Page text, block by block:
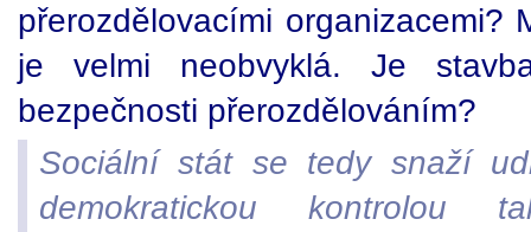
přerozdělovacími organizacemi?
je velmi neobvyklá. Je
bezpečnosti přerozdělováním?
Sociální stát se tedy snaží
demokratickou